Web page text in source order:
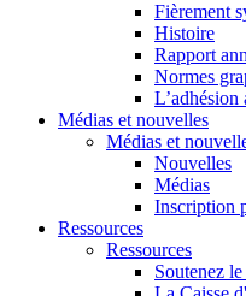
Fièrement
Histoire
Rapport
Normes
Médias et nouvelles
Médias et
Nouvelles
Médias
Inscription
Ressources
Ressources
Soutenez